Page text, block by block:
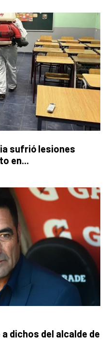
sufrió lesiones
en...
dichos del alcalde de